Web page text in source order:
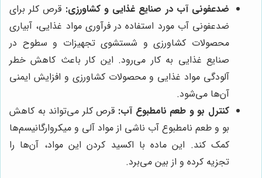
ضدعفونی آب در صنایع غذایی و کشاورزی: قرص کلر برای
ضدعفونی آب مورد استفاده در فرآوری مواد غذایی، آبیاری
محصولات کشاورزی و شستشوی تجهیزات و سطوح در
صنایع غذایی به کار می‌رود. این کار باعث کاهش خطر
آلودگی مواد غذایی و محصولات کشاورزی و افزایش ایمنی
آن‌ها می‌شود.
کنترل بو و طعم نامطبوع آب: قرص کلر می‌تواند به کاهش
بو و طعم نامطبوع آب ناشی از مواد آلی و میکروارگانیسم‌ها
کمک کند. این ماده با اکسید کردن این مواد، آن‌ها را
تجزیه کرده و از بین می‌برد.